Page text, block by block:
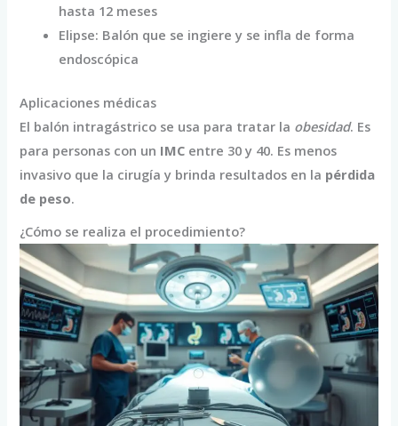
hasta 12 meses
Elipse: Balón que se ingiere y se infla de forma
endoscópica
Aplicaciones médicas
El balón intragástrico se usa para tratar la obesidad. Es
para personas con un IMC entre 30 y 40. Es menos
invasivo que la cirugía y brinda resultados en la pérdida
de peso.
¿Cómo se realiza el procedimiento?